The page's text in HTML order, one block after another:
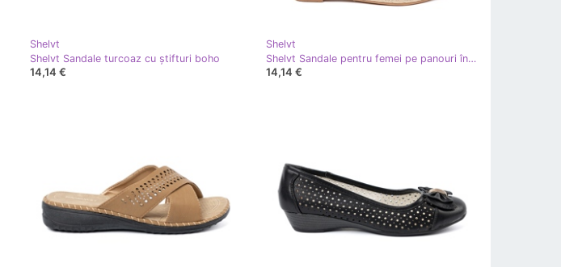
Shelvt
Shelvt Sandale turcoaz cu știfturi boho
14,14 €
Shelvt
Shelvt Sandale pentru femei pe panouri în aur roz
14,14 €